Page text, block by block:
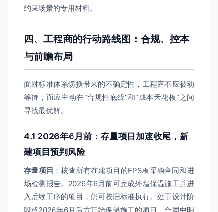
约束场景的专用材料。
四、工程商的行动路线图：合规、控本
与前瞻布局
面对标准体系切换带来的不确定性，工程商不应被动
等待，而应主动在“合规性底线”和“成本天花板”之间
寻找最优解。
4.1 2026年6月前：存量项目加速收尾，新
建项目预判风险
存量项目 ：核查所有在建项目的EPS板采购合同和进
场检测报告。2026年6月前可完成外墙保温施工并进
入后续工序的项目，仍可按旧标准执行。处于设计阶
段或2026年6月后方开始保温施工的项目，合同中明